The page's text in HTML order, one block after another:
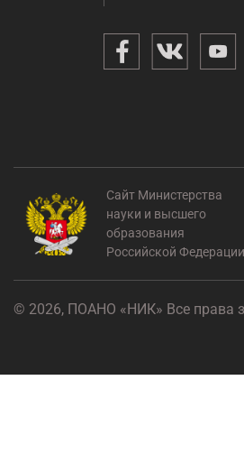
Сайт Министерства
науки и высшего
образования
Российской Федерации
© 2026, ПОАНО «НИК» Все права